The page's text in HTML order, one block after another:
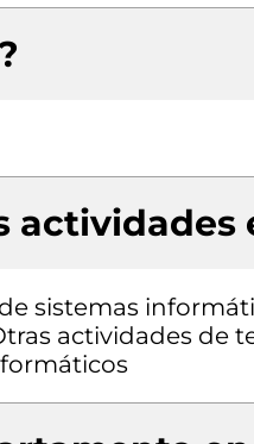
actividades
sistemas
actividades de